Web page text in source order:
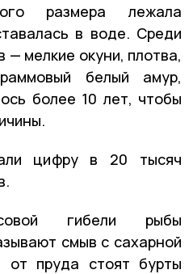
размера лежала
в воде. Среди
— мелкие окуни, плотва,
белый амур,
более 10 лет, чтобы
цифру в 20 тысяч
гибели рыбы
смыв с сахарной
от пруда стоят бурты